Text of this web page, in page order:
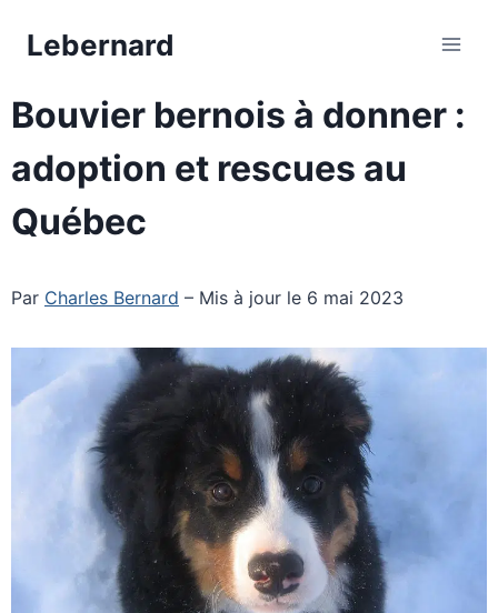
Lebernard
Bouvier bernois à donner :
adoption et rescues au
Québec
Par Charles Bernard – Mis à jour le 6 mai 2023